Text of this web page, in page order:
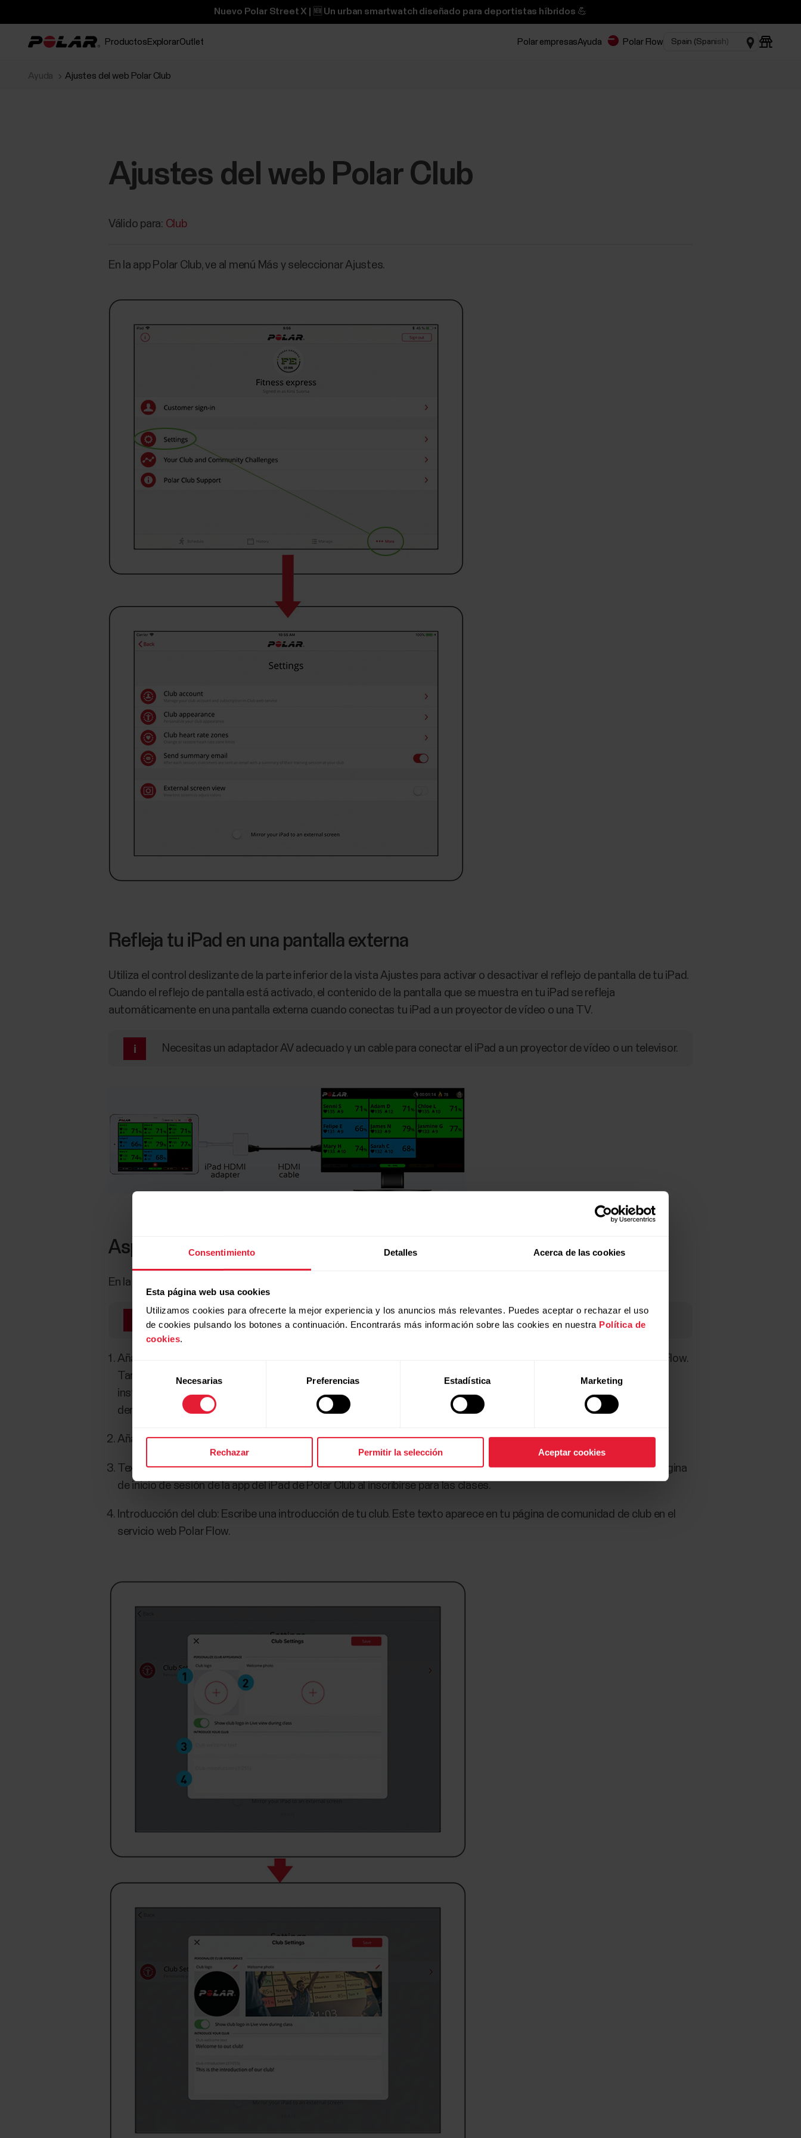
Consentimiento Detalles Acerca de las cookies
Esta página web usa cookies
Utilizamos cookies para ofrecerte la mejor experiencia y los anuncios más relevantes. Puedes aceptar o rechazar el uso
de cookies pulsando los botones a continuación. Encontrarás más información sobre las cookies en nuestra Política de
cookies.
consentimiento
Necesarias Preferencias Estadística Marketing
Rechazar Permitir la selección Aceptar cookies
Nuevo Polar Street X | 🆕 Un urban smartwatch diseñado para deportistas híbridos 💪
Productos ExplorarOutlet Polar empresasAyuda Polar Flow
Ayuda Ajustes del web Polar Club
Ajustes del web Polar Club
Válido para: Club
En la app Polar Club, ve al menú Más y seleccionar Ajustes.
Refleja tu iPad en una pantalla externa
Utiliza el control deslizante de la parte inferior de la vista Ajustes para activar o desactivar el reflejo de pantalla de tu iPad.
Cuando el reflejo de pantalla está activado, el contenido de la pantalla que se muestra en tu iPad se refleja
automáticamente en una pantalla externa cuando conectas tu iPad a un proyector de vídeo o una TV.
Necesitas un adaptador AV adecuado y un cable para conectar el iPad a un proyector de vídeo o un televisor.
Aspecto del club
En la app Polar Club, ve al menú Más y selecciona Ajustes > Aspecto del club.
Los ajustes de aspecto del club solo están visibles para el administrador del club.
Añadir logotipo del club: El logotipo del club se muestra en tu página de comunidad de club en el servicio web Polar Flow.
También puedes mostrar el logotipo del club en la vista en directo durante las clases. En la vista en directo, los
instructores de tu club pueden activar o desactivar el logotipo en el menú de rueda dentada en la esquina superior
derecha de la pantalla.
Añadir foto de bienvenida: Crea tú mismo la página de la comunidad añadiendo una foto que muestre tu club.
Texto de bienvenida del club: Escribe un mensaje de bienvenida para los miembros del club. Verán este texto en la página
de inicio de sesión de la app del iPad de Polar Club al inscribirse para las clases.
Introducción del club: Escribe una introducción de tu club. Este texto aparece en tu página de comunidad de club en el
servicio web Polar Flow.